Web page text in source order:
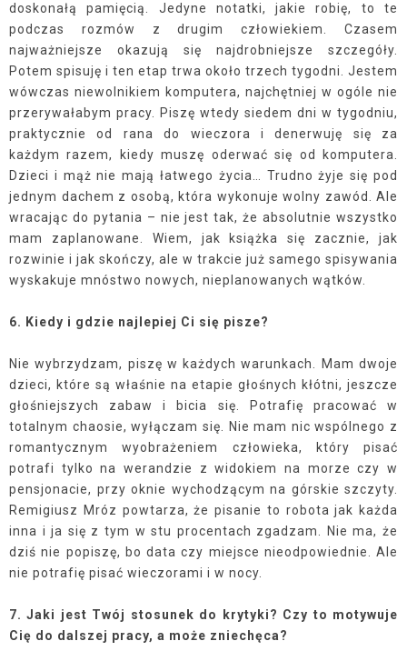
doskonałą pamięcią. Jedyne notatki, jakie robię, to te
podczas rozmów z drugim człowiekiem. Czasem
najważniejsze okazują się najdrobniejsze szczegóły.
Potem spisuję i ten etap trwa około trzech tygodni. Jestem
wówczas niewolnikiem komputera, najchętniej w ogóle nie
przerywałabym pracy. Piszę wtedy siedem dni w tygodniu,
praktycznie od rana do wieczora i denerwuję się za
każdym razem, kiedy muszę oderwać się od komputera.
Dzieci i mąż nie mają łatwego życia… Trudno żyje się pod
jednym dachem z osobą, która wykonuje wolny zawód. Ale
wracając do pytania – nie jest tak, że absolutnie wszystko
mam zaplanowane. Wiem, jak książka się zacznie, jak
rozwinie i jak skończy, ale w trakcie już samego spisywania
wyskakuje mnóstwo nowych, nieplanowanych wątków.
6. Kiedy i gdzie najlepiej Ci się pisze?
Nie wybrzydzam, piszę w każdych warunkach. Mam dwoje
dzieci, które są właśnie na etapie głośnych kłótni, jeszcze
głośniejszych zabaw i bicia się. Potrafię pracować w
totalnym chaosie, wyłączam się. Nie mam nic wspólnego z
romantycznym wyobrażeniem człowieka, który pisać
potrafi tylko na werandzie z widokiem na morze czy w
pensjonacie, przy oknie wychodzącym na górskie szczyty.
Remigiusz Mróz powtarza, że pisanie to robota jak każda
inna i ja się z tym w stu procentach zgadzam. Nie ma, że
dziś nie popiszę, bo data czy miejsce nieodpowiednie. Ale
nie potrafię pisać wieczorami i w nocy.
7.Jaki jest Twój stosunek do krytyki? Czy to motywuje
Cię do dalszej pracy, a może zniechęca?